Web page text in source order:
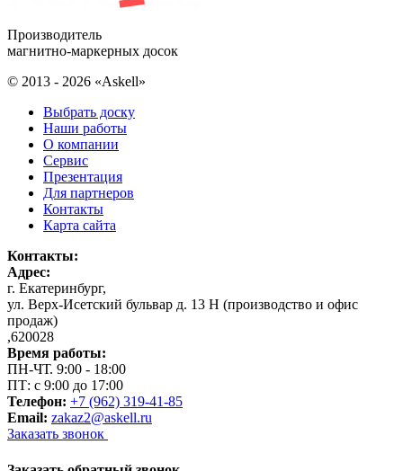
Производитель
магнитно-маркерных досок
© 2013 - 2026 «Askell»
Выбрать доску
Наши работы
О компании
Сервис
Презентация
Для партнеров
Контакты
Карта сайта
Контакты:
Адрес:
г. Екатеринбург,
ул. Верх-Исетский бульвар д. 13 Н (производство и офис
продаж)
,620028
Время работы:
ПН-ЧТ. 9:00 - 18:00
ПТ: с 9:00 до 17:00
Телефон: +7 (962) 319-41-85
Email: zakaz2@askell.ru
Заказать звонок